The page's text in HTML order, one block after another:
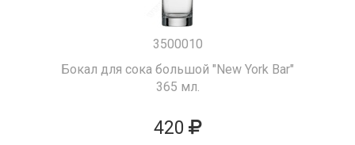
3500010
Бокал для сока большой "New York Bar"
365 мл.
420